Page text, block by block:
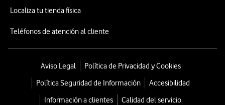
Localiza tu tienda física
Teléfonos de atención al cliente
Aviso Legal
Política de Privacidad y Cookies
Política Seguridad de Información
Accesibilidad
Información a clientes
Calidad del servicio